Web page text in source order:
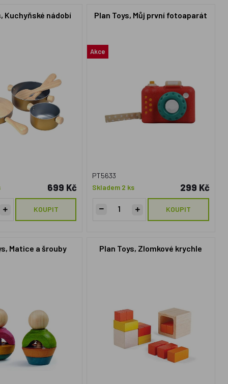
Kuchyňské nádobí
699 Kč
KOUPIT
Plan Toys, Můj první fotoaparát
Akce
PT5633
Skladem 2 ks
299 Kč
KOUPIT
Matice a šrouby Plan Toys, Zlomkové krychle